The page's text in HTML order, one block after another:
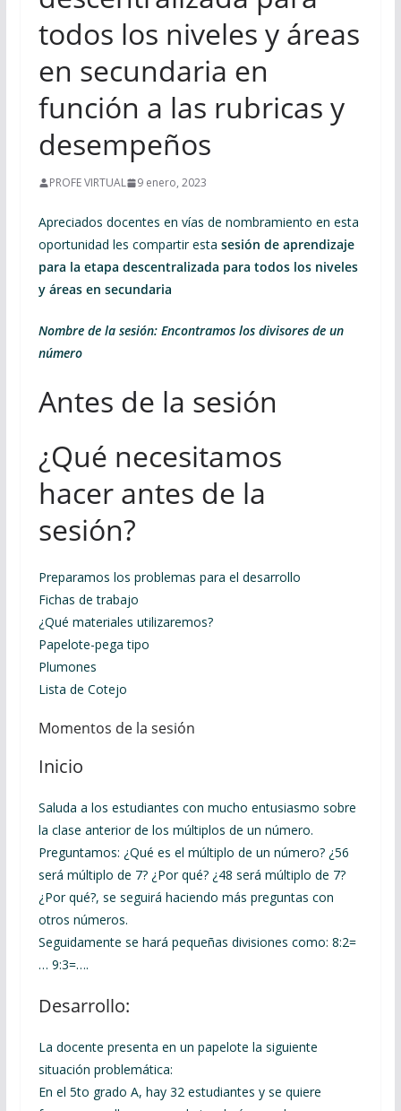
todos los niveles y áreas
en secundaria en
función a las rubricas y
desempeños
PROFE VIRTUAL 9 enero, 2023
Apreciados docentes en vías de nombramiento en esta
oportunidad les compartir esta sesión de aprendizaje
para la etapa descentralizada para todos los niveles
y áreas en secundaria
Nombre de la sesión: Encontramos los divisores de un
número
Antes de la sesión
¿Qué necesitamos
hacer antes de la
sesión?
Preparamos los problemas para el desarrollo
Fichas de trabajo
¿Qué materiales utilizaremos?
Papelote-pega tipo
Plumones
Lista de Cotejo
Momentos de la sesión
Inicio
Saluda a los estudiantes con mucho entusiasmo sobre
la clase anterior de los múltiplos de un número.
Preguntamos: ¿Qué es el múltiplo de un número? ¿56
será múltiplo de 7? ¿Por qué? ¿48 será múltiplo de 7?
¿Por qué?, se seguirá haciendo más preguntas con
otros números.
Seguidamente se hará pequeñas divisiones como: 8:2=
… 9:3=….
Desarrollo:
La docente presenta en un papelote la siguiente
situación problemática:
En el 5to grado A, hay 32 estudiantes y se quiere